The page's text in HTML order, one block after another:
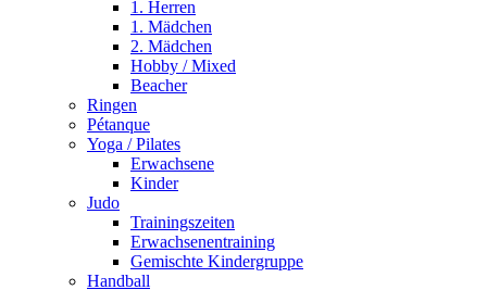
1. Herren
1. Mädchen
2. Mädchen
Hobby / Mixed
Beacher
Ringen
Pétanque
Yoga / Pilates
Erwachsene
Kinder
Judo
Trainingszeiten
Erwachsenentraining
Gemischte Kindergruppe
Handball